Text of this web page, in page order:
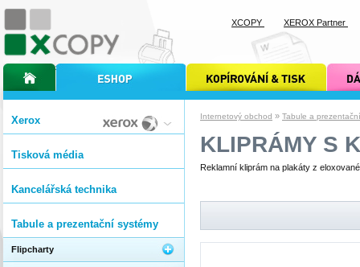
Internetový obchod » Tabule a
KLIPRÁMY S
Reklamní kliprám na plakáty z
Xerox
Tisková média
Kancelářská technika
Tabule a prezentační systémy
Flipcharty
úvodní stránka xcopyinternetový obchod xcopy kopírování a tisk xcopy dárkové
XCOPY XEROX Partner